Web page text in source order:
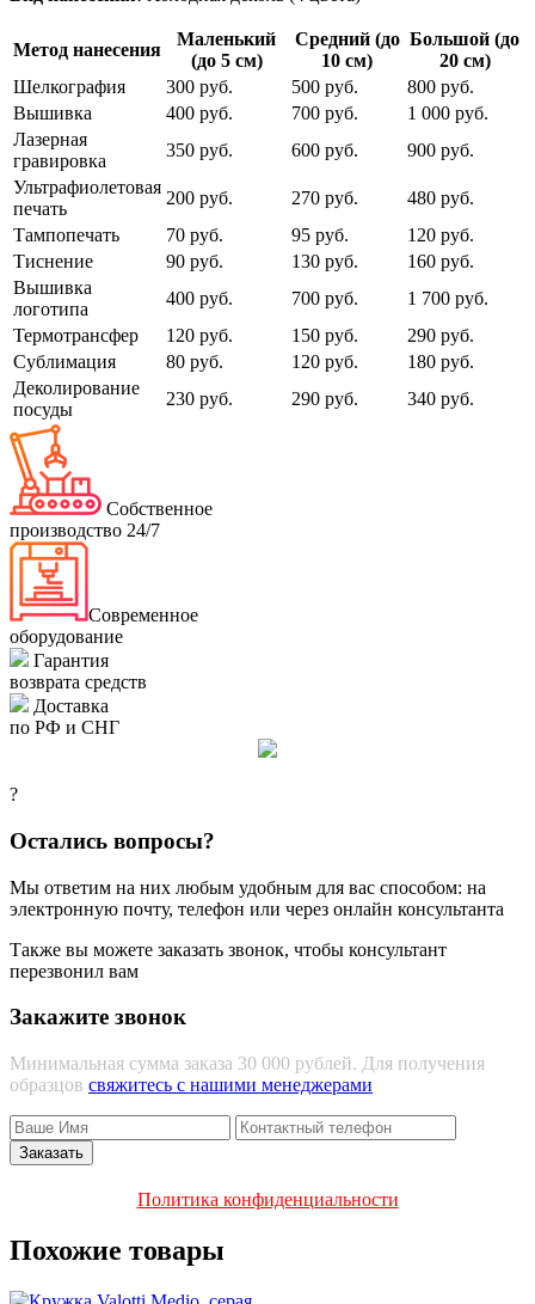
Метод нанесения
Маленький
(до 5 см)
Средний (до
10 см)
Большой (до
20 см)
Шелкография
300 руб. 500 руб.
800 руб.
Вышивка
400 руб. 700 руб.
1 000 руб.
Лазерная
гравировка
350 руб. 600 руб.
900 руб.
Ультрафиолетовая
печать
200 руб. 270 руб.
480 руб.
Тампопечать
70 руб. 95 руб.
120 руб.
Тиснение
90 руб. 130 руб.
160 руб.
Вышивка
логотипа
400 руб. 700 руб.
1 700 руб.
Термотрансфер
120 руб. 150 руб.
290 руб.
Сублимация
80 руб. 120 руб.
180 руб.
Деколирование
посуды
230 руб. 290 руб. 340 руб.
Собственное
производство 24/7
Современное
оборудование
Гарантия
возврата средств
Доставка
по РФ и СНГ
?
Остались вопросы?
Мы ответим на них любым удобным для вас способом: на
электронную почту, телефон или через онлайн консультанта
Также вы можете заказать звонок, чтобы консультант
перезвонил вам
Закажите звонок
Минимальная сумма заказа 30 000 рублей. Для получения
образцов свяжитесь с нашими менеджерами
Политика конфиденциальности
Похожие товары